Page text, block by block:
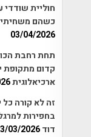
חוליית
כשהם
03/04/2026
תחת רחבת
קדום מתקופת
ארכיאלוגית
זה לא קורה כל
בחפירות
דוד03/2026